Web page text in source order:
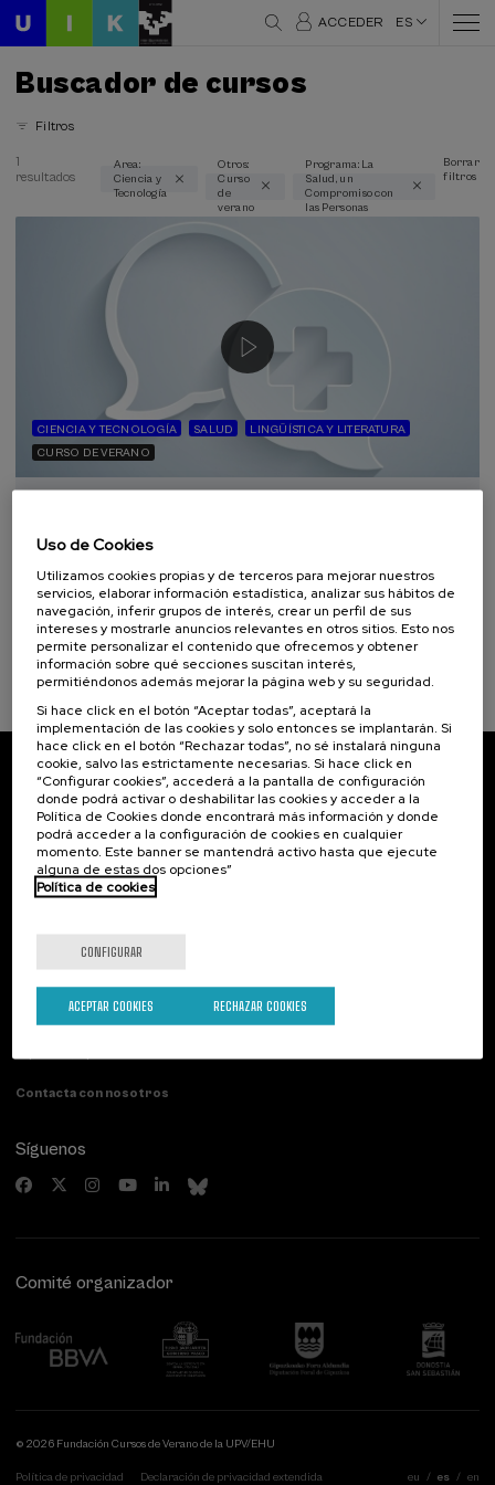
ACCEDER ES
Buscador de cursos
Filtros
Áreas temáticas
Ciencia y Tecnología (1)
Online en directo (1)
Tipo de actividad
Curso de verano (1)
Programas especiales
Objetivos de desarrollo sostenible
1
resultados
Area:
Ciencia y
Tecnología
Otros:
Curso
de
verano
Programa: La
Salud, un
Compromiso con
las Personas
Borrar
filtros
CIENCIA Y TECNOLOGÍA SALUD
LINGÜÍSTICA Y LITERATURA
CURSO DE VERANO
artifiziala eta osasuna
10 h. Euskera .
...
DESDE 12 €
Últimas
plazas
Gratuito
Fecha
pasada
Lista
de
espera
Plazo
de
matrícula
finalizado
Suscríbete a nuestro boletín
Inscríbete para ser el primero/a en recibir las
novedades de UIK.
Suscribirse
Contacto
Paseo de Miraconcha, 48
Contacta con nosotros
Síguenos
Comité organizador
© 2026 Fundación Cursos de Verano de la UPV/EHU
Política de privacidad Declaración de privacidad extendida eu es en
Uso de Cookies
Utilizamos cookies propias y de terceros para mejorar nuestros
servicios, elaborar información estadística, analizar sus hábitos de
navegación, inferir grupos de interés, crear un perfil de sus
intereses y mostrarle anuncios relevantes en otros sitios. Esto nos
permite personalizar el contenido que ofrecemos y obtener
información sobre qué secciones suscitan interés,
permitiéndonos además mejorar la página web y su seguridad.
Si hace click en el botón “Aceptar todas”, aceptará la
implementación de las cookies y solo entonces se implantarán. Si
hace click en el botón “Rechazar todas”, no sé instalará ninguna
cookie, salvo las estrictamente necesarias. Si hace click en
“Configurar cookies”, accederá a la pantalla de configuración
donde podrá activar o deshabilitar las cookies y acceder a la
Política de Cookies donde encontrará más información y donde
podrá acceder a la configuración de cookies en cualquier
momento. Este banner se mantendrá activo hasta que ejecute
alguna de estas dos opciones”
Política de cookies
CONFIGURAR
RECHAZAR COOKIES
ACEPTAR COOKIES